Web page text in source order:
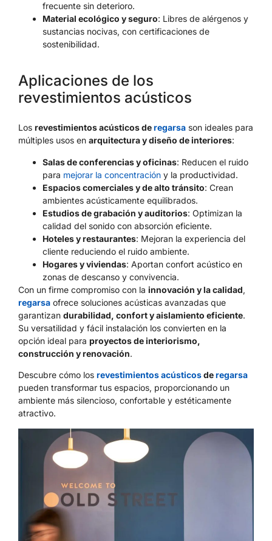
frecuente sin deterioro.
Material ecológico y seguro: Libres de alérgenos y
sustancias nocivas, con certificaciones de
sostenibilidad.
Aplicaciones de los
revestimientos acústicos
Los revestimientos acústicos deregarsa son ideales para
múltiples usos en arquitectura y diseño de interiores:
Salas de conferencias y oficinas: Reducen el ruido
para mejorar la concentración y la productividad.
Espacios comerciales y de alto tránsito: Crean
ambientes acústicamente equilibrados.
Estudios de grabación y auditorios: Optimizan la
calidad del sonido con absorción eficiente.
Hoteles y restaurantes: Mejoran la experiencia del
cliente reduciendo el ruido ambiente.
Hogares y viviendas: Aportan confort acústico en
zonas de descanso y convivencia.
Con un firme compromiso con la innovación y la calidad,
regarsa ofrece soluciones acústicas avanzadas que
garantizan durabilidad, confort y aislamiento eficiente.
Su versatilidad y fácil instalación los convierten en la
opción ideal para proyectos de interiorismo,
construcción y renovación.
Descubre cómo los revestimientos acústicosderegarsa
pueden transformar tus espacios, proporcionando un
ambiente más silencioso, confortable y estéticamente
atractivo.